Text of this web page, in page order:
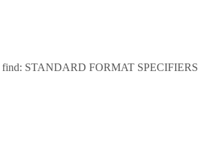
STANDARD FORMAT SPECIFIERS